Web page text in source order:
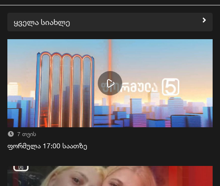
ყველა სიახლე
7 თვის
ფორმულა 17:00 საათზე